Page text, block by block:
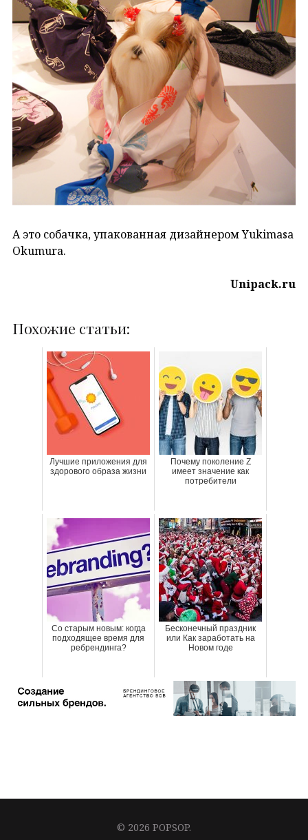
А это собачка, упакованная дизайнером Yukimasa
Okumura.
Unipack.ru
Похожие статьи:
Лучшие приложения для
здорового образа жизни
Почему поколение Z
имеет значение как
потребители
Со старым новым: когда
подходящее время для
ребрендинга?
Бесконечный праздник
или Как заработать на
Новом годе
© 2026 POPSOP.